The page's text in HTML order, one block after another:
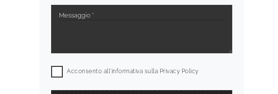
Acconsento all'informativa sulla Privacy Policy